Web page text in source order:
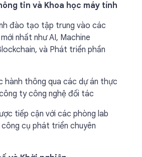
tin và Khoa học máy tính
đào tạo tập trung vào các
nhất như AI, Machine
và Phát triển phần
hành thông qua các dự án thực
ty công nghệ đối tác
tiếp cận với các phòng lab
công cụ phát triển chuyên